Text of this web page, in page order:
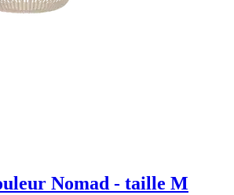
Nomad - taille M